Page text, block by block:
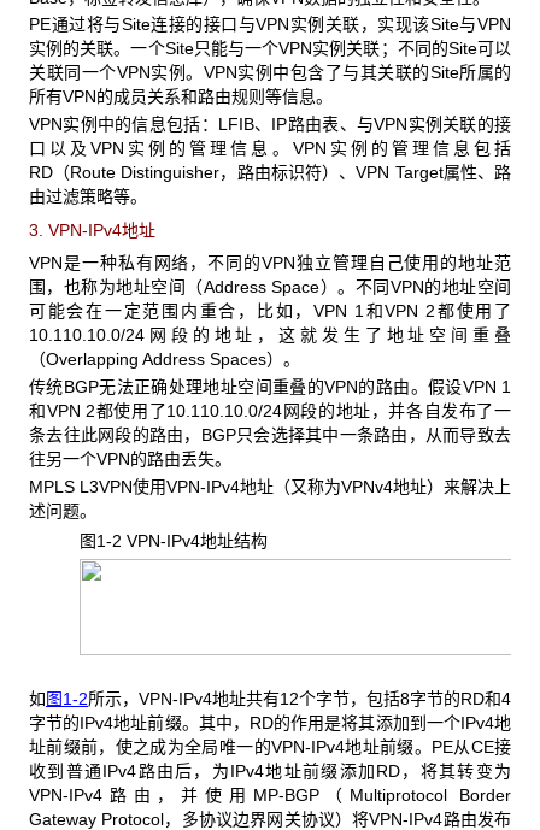
PE通过将与Site连接的接口与VPN实例关联，实现该Site与VPN
实例的关联。一个Site只能与一个VPN实例关联；不同的Site可以
关联同一个VPN实例。VPN实例中包含了与其关联的Site所属的
所有VPN的成员关系和路由规则等信息。
VPN实例中的信息包括：LFIB、IP路由表、与VPN实例关联的接
口以及VPN实例的管理信息。VPN实例的管理信息包括
RD（Route Distinguisher，路由标识符）、VPN Target属性、路
由过滤策略等。
3. VPN-IPv4地址
VPN是一种私有网络，不同的VPN独立管理自己使用的地址范
围，也称为地址空间（Address Space）。不同VPN的地址空间
可能会在一定范围内重合，比如，VPN 1和VPN 2都使用了
10.110.10.0/24网段的地址，这就发生了地址空间重叠
（Overlapping Address Spaces）。
传统BGP无法正确处理地址空间重叠的VPN的路由。假设VPN 1
和VPN 2都使用了10.110.10.0/24网段的地址，并各自发布了一
条去往此网段的路由，BGP只会选择其中一条路由，从而导致去
往另一个VPN的路由丢失。
MPLS L3VPN使用VPN-IPv4地址（又称为VPNv4地址）来解决上
述问题。
图1-2 VPN-IPv4地址结构
如图1-2所示，VPN-IPv4地址共有12个字节，包括8字节的RD和4
字节的IPv4地址前缀。其中，RD的作用是将其添加到一个IPv4地
址前缀前，使之成为全局唯一的VPN-IPv4地址前缀。PE从CE接
收到普通IPv4路由后，为IPv4地址前缀添加RD，将其转变为
VPN-IPv4路由，并使用MP-BGP（Multiprotocol Border
Gateway Protocol，多协议边界网关协议）将VPN-IPv4路由发布